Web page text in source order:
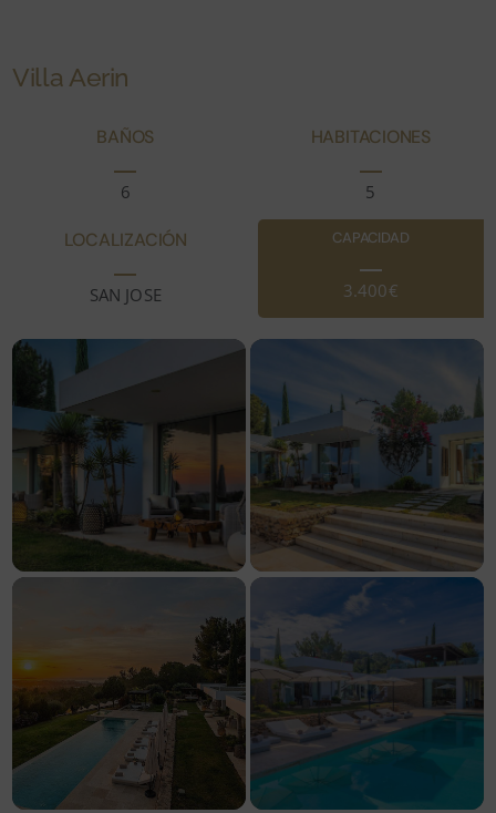
Villa Aerin
BAÑOS
6
HABITACIONES
5
LOCALIZACIÓN
SAN JOSE
CAPACIDAD
3.400€